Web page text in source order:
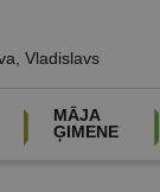
Vladislavs
MĀJA
ĢIMENE